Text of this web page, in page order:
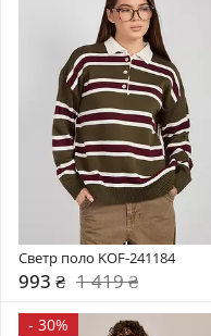
Светр поло KOF-241184
993 ₴ 1 419 ₴
- 30%